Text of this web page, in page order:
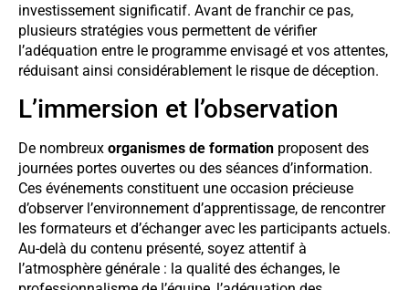
investissement significatif. Avant de franchir ce pas,
plusieurs stratégies vous permettent de vérifier
l’adéquation entre le programme envisagé et vos attentes,
réduisant ainsi considérablement le risque de déception.
L’immersion et l’observation
De nombreux organismes de formation proposent des
journées portes ouvertes ou des séances d’information.
Ces événements constituent une occasion précieuse
d’observer l’environnement d’apprentissage, de rencontrer
les formateurs et d’échanger avec les participants actuels.
Au-delà du contenu présenté, soyez attentif à
l’atmosphère générale : la qualité des échanges, le